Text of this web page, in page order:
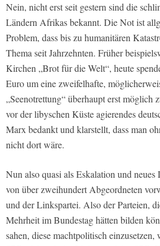
Nein, nicht erst seit gestern sind die
Ländern Afrikas bekannt. Die Not ist
Problem, dass bis zu humanitären
Thema seit Jahrzehnten. Früher
Kirchen „Brot für die Welt“, heute
Euro um eine zweifelhafte,
„Seenotrettung“ überhaupt erst möglich
vor der libyschen Küste agierendes
Marx bedankt und klarstellt, dass man
nicht dort wäre.
Nun also quasi als Eskalation und
von über zweihundert Abgeordneten
und der Linkspartei. Also der Parteien,
Mehrheit im Bundestag hätten bilden
sahen, diese machtpolitisch